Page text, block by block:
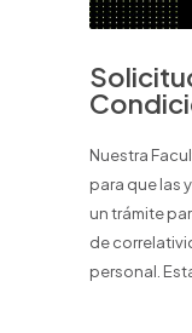
Nuestra
para que las
un trámite
de
personal.